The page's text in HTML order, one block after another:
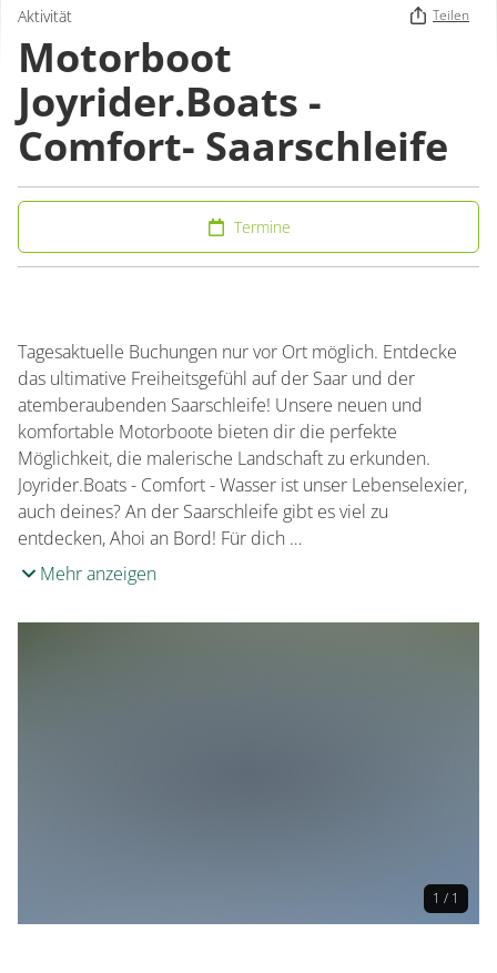
Aktivität Teilen
Motorboot
Joyrider.Boats -
Comfort- Saarschleife
Termine
Tagesaktuelle Buchungen nur vor Ort möglich. Entdecke
das ultimative Freiheitsgefühl auf der Saar und der
atemberaubenden Saarschleife! Unsere neuen und
komfortable Motorboote bieten dir die perfekte
Möglichkeit, die malerische Landschaft zu erkunden.
Joyrider.Boats - Comfort - Wasser ist unser Lebenselexier,
auch deines? An der Saarschleife gibt es viel zu
entdecken, Ahoi an Bord! Für dich …
Mehr anzeigen
1 / 1